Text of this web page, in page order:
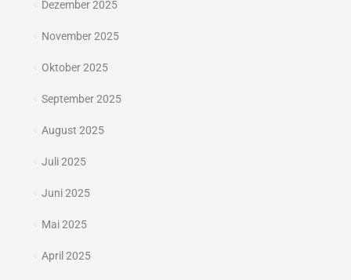
Dezember 2025
November 2025
Oktober 2025
September 2025
August 2025
Juli 2025
Juni 2025
Mai 2025
April 2025